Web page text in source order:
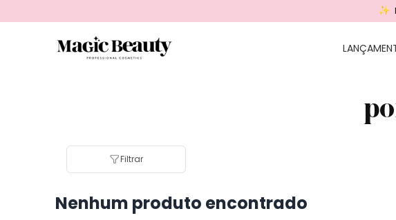
Filtrar
Nenhum produto encontrado